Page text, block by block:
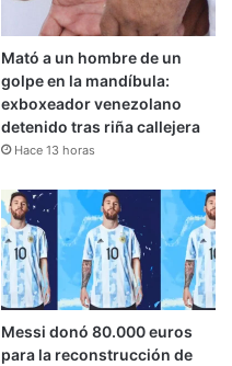
Mató a un hombre de un
golpe en la mandíbula:
exboxeador venezolano
detenido tras riña callejera
Hace 13 horas
Messi donó 80.000 euros
para la reconstrucción de